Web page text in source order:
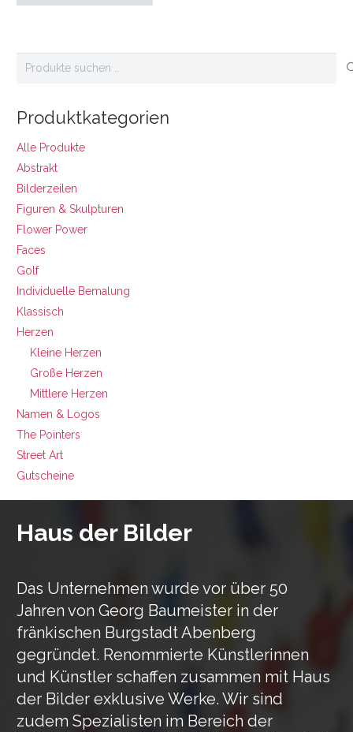
nach:
Produktkategorien
Alle Produkte
Abstrakt
Bilderzeilen
Figuren & Skulpturen
Flower Power
Faces
Golf
Individuelle Bemalung
Klassisch
Herzen
Kleine Herzen
Große Herzen
Mittlere Herzen
Namen & Logos
The Pointers
Street Art
Gutscheine
Haus der Bilder
Das Unternehmen wurde vor über 50
Jahren von Georg Baumeister in der
fränkischen Burgstadt Abenberg
gegründet. Renommierte Künstlerinnen
und Künstler schaffen zusammen mit Haus
der Bilder exklusive Werke. Wir sind
zudem Spezialisten im Bereich der